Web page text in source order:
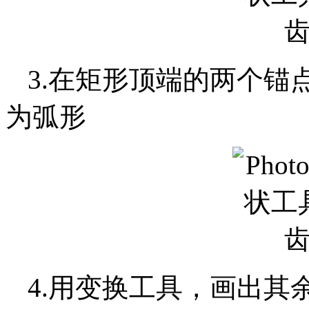
3.在矩形顶端的两个锚
为弧形
4.用变换工具，画出其